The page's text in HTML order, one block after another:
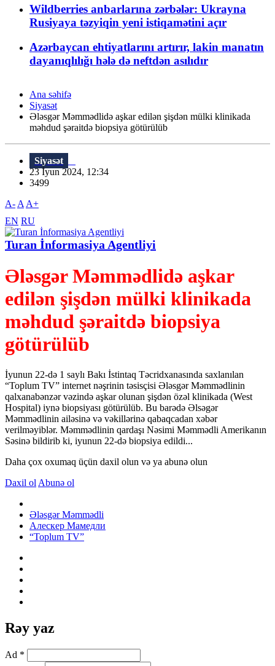
Wildberries anbarlarına zərbələr: Ukrayna
Rusiyaya təzyiqin yeni istiqamətini açır
Azərbaycan ehtiyatlarını artırır, lakin manatın
dayanıqlılığı hələ də neftdən asılıdır
Ana səhifə
Siyasət
Ələsgər Məmmədlidə aşkar edilən şişdən mülki klinikada
məhdud şəraitdə biopsiya götürülüb
Siyasət
23 İyun 2024, 12:34
3499
A- A A+
EN RU
Turan İnformasiya Agentliyi
Ələsgər Məmmədlidə aşkar
edilən şişdən mülki klinikada
məhdud şəraitdə biopsiya
götürülüb
İyunun 22-də 1 saylı Bakı İstintaq Təcridxanasında saxlanılan
“Toplum TV” internet nəşrinin təsisçisi Ələsgər Məmmədlinin
qalxanabənzər vəzində aşkar olunan şişdən özəl klinikada (West
Hospital) iynə biopsiyası götürülüb. Bu barədə Əlsəgər
Məmmədlinin ailəsinə və vəkillərinə qabaqcadan xəbər
verilməyiblər. Məmmədlinin qardaşı Nəsimi Məmmədli Amerikanın
Səsinə bildirib ki, iyunun 22-də biopsiya edildi...
Daha çox oxumaq üçün daxil olun və ya abunə olun
Daxil ol Abunə ol
Ələsgər Məmmədli
Алескер Мамедли
“Toplum TV”
Rəy yaz
Ad *